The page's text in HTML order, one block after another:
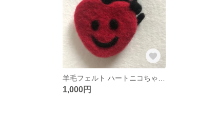
1,000円